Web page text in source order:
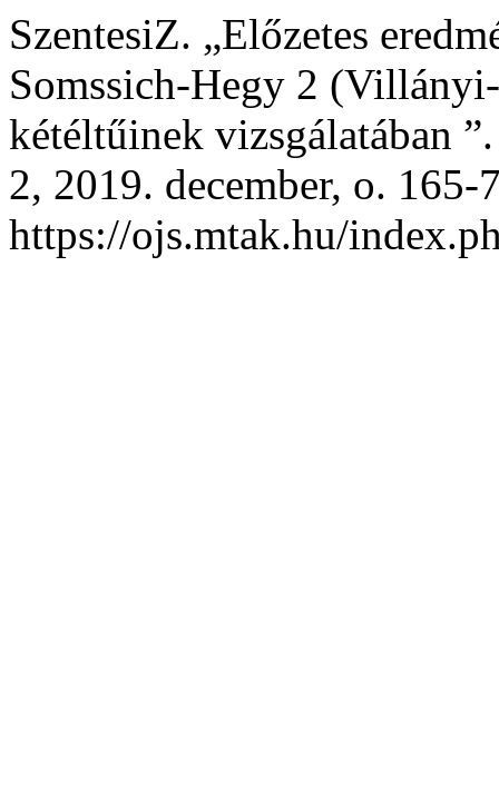
SzentesiZ. „Előzetes
Somssich-Hegy 2
kétéltűinek vizsgálatában
2, 2019. december, o. 165-
https://ojs.mtak.hu/